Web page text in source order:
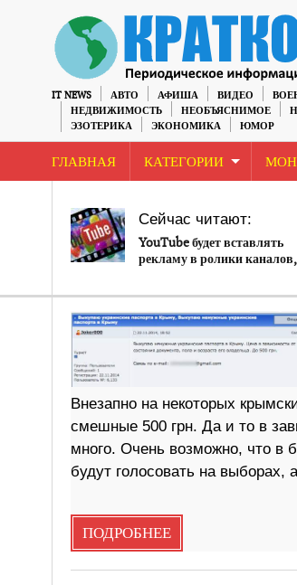
IT NEWS АВТО АФИША ВИДЕО
НЕДВИЖИМОСТЬ
НЕОБЪЯСНИМОЕ
ЭЗОТЕРИКА
ЭКОНОМИКА ЮМОР
ГЛАВНАЯ КАТЕГОРИИ
Сейчас читают:
YouTube будет вставлять
рекламу в ролики каналов,
партнерской программы
Внезапно на некоторых
смешные 500 грн. Да и то в
много. Очень возможно, что в
будут голосовать на выборах,
ПОДРОБНЕЕ